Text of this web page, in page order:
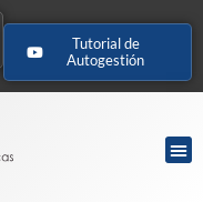
Tutorial de
Autogestión